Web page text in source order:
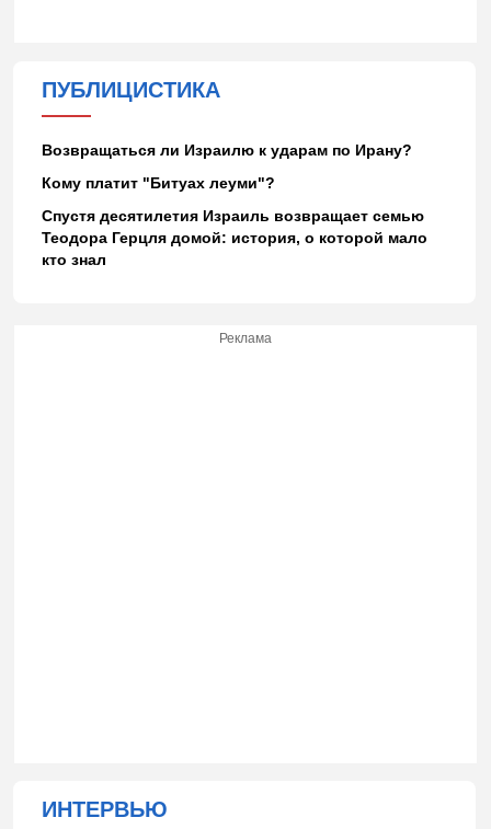
ПУБЛИЦИСТИКА
Возвращаться ли Израилю к ударам по Ирану?
Кому платит "Битуах леуми"?
Спустя десятилетия Израиль возвращает семью
Теодора Герцля домой: история, о которой мало
кто знал
Реклама
ИНТЕРВЬЮ